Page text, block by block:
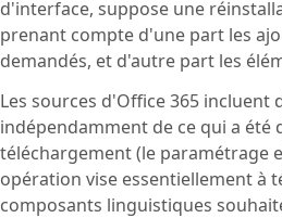
d'interface, suppose une
prenant compte d'une part les
demandés, et d'autre part les
Les sources d'Office 365 incluent
indépendamment de ce qui a été
téléchargement (le paramétrage
opération vise essentiellement à
composants linguistiques